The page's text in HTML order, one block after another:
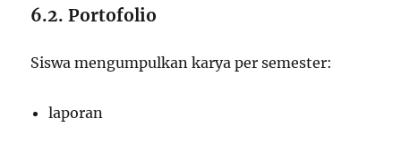
6.2. Portofolio
Siswa mengumpulkan karya per semester:
laporan